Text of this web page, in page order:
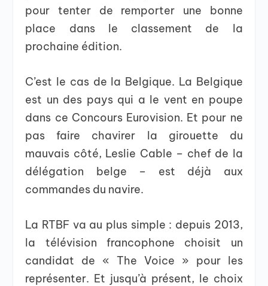
pour tenter de remporter une bonne
place dans le classement de la
prochaine édition.
C’est le cas de la Belgique. La Belgique
est un des pays qui a le vent en poupe
dans ce Concours Eurovision. Et pour ne
pas faire chavirer la girouette du
mauvais côté, Leslie Cable – chef de la
délégation belge – est déjà aux
commandes du navire.
La RTBF va au plus simple : depuis 2013,
la télévision francophone choisit un
candidat de « The Voice » pour les
représenter. Et jusqu’à présent, le choix